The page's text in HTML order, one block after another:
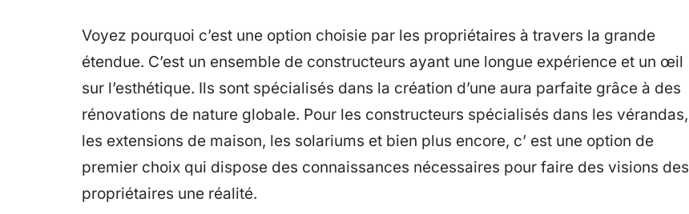
Voyez pourquoi c’est une option choisie par les propriétaires à travers la grande
étendue. C’est un ensemble de constructeurs ayant une longue expérience et un œil
sur l’esthétique. Ils sont spécialisés dans la création d’une aura parfaite grâce à des
rénovations de nature globale. Pour les constructeurs spécialisés dans les vérandas,
les extensions de maison, les solariums et bien plus encore, c’ est une option de
premier choix qui dispose des connaissances nécessaires pour faire des visions des
propriétaires une réalité.